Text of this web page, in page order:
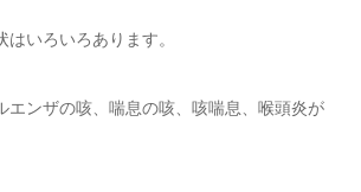
いろいろあります。
エンザの咳、喘息の咳、咳喘息、喉頭炎が